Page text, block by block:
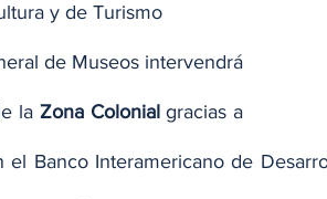
y de Turismo
de Museos intervendrá
la Zona Colonial gracias a
el Banco Interamericano de